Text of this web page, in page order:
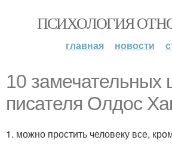
ПСИХОЛОГИЯ
главная новости
10 замечательных
писателя Олдос
1. можно простить человеку все,